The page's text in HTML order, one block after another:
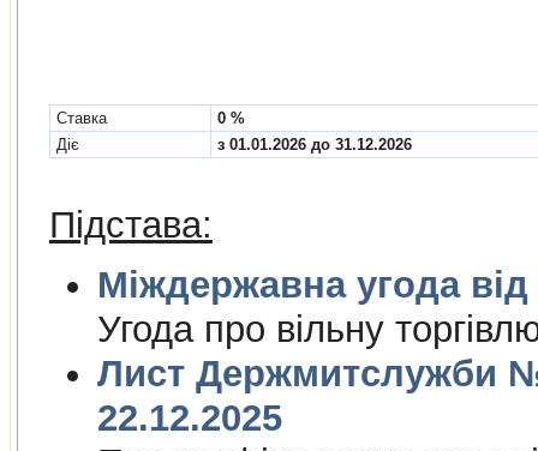
Cтавка
0 %
Діє
з 01.01.2026 до 31.12.2026
Підстава:
Угода про вiльну
Лист Держмитслужби №
22.12.2025